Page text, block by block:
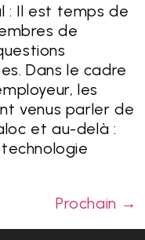
: Il est temps de
de
Dans le cadre
les
venus parler de
et au-delà :
Prochain →